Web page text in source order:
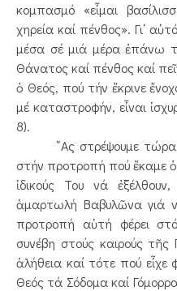
κομπασμό «εἶμαι
χηρεία καί πένθος». Γι᾿
μέσα σέ μιά μέρα ἐπάνω
Θάνατος καί πένθος καί
ὁ Θεός, πού τήν ἔκρινε
μέ καταστροφήν, εἶναι
8).
῎Ας στρέψουμε τώρα
στήν προτροπή πού ἔκαμε
ἰδικούς Του νά
ἁμαρτωλή Βαβυλῶνα γιά
προτροπή αὐτή φέρει
συνέβη στούς καιρούς τῆς
ἀλήθεια καί τότε πού
Θεός τά Σόδομα καί